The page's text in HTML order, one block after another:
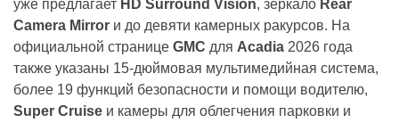
уже предлагает HD Surround Vision, зеркало Rear
Camera Mirror и до девяти камерных ракурсов. На
официальной странице GMC для Acadia 2026 года
также указаны 15-дюймовая мультимедийная система,
более 19 функций безопасности и помощи водителю,
Super Cruise и камеры для облегчения парковки и